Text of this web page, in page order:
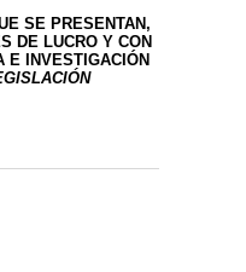
SE PRESENTAN,
DE LUCRO Y CON
E INVESTIGACIÓN